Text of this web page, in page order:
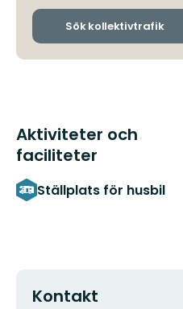
Sök kollektivtrafik
Aktiviteter och
faciliteter
Ställplats för husbil
Kontakt